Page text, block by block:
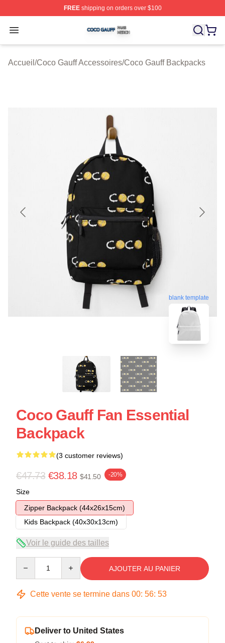
FREEshipping on orders over $100
Open menu
Coco Gauff Shop ⚡️ Officially Licensed Coco Gauff
Accueil /Coco Gauff Accessoires/Coco Gauff Backpacks
blank template
Coco Gauff Fan Essential
Backpack
(3 customer reviews)
€47.73 €38.18 $41.50 -20%
Size
Zipper Backpack (44x26x15cm)
Kids Backpack (40x30x13cm)
Voir le guide des tailles
AJOUTER AU PANIER
Cette vente se termine dans 00: 56: 53
Deliver to United States